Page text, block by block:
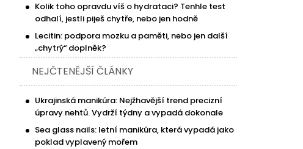
Kolik toho opravdu víš o hydrataci? Tenhle test
odhalí, jestli piješ chytře, nebo jen hodně
Lecitin: podpora mozku a paměti, nebo jen další
„chytrý“ doplněk?
NEJČTENĚJŠÍ ČLÁNKY
Ukrajinská manikúra: Nejžhavější trend precizní
úpravy nehtů. Vydrží týdny a vypadá dokonale
Sea glass nails: letní manikúra, která vypadá jako
poklad vyplavený mořem